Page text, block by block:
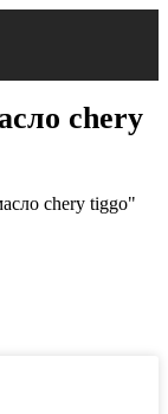
chery
chery tiggo"